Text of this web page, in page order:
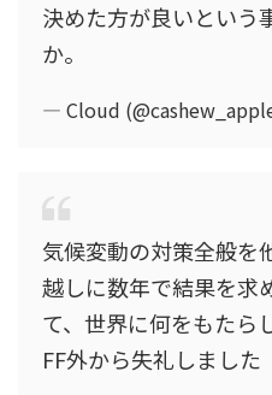
決めた方が良いという
か。
— Cloud
気候変動の対策全般を
越しに数年で結果を求
て、世界に何をもた
FF外から失礼しました